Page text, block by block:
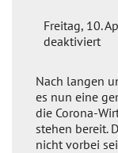
Freitag, 10.
deaktiviertfür
die
Nach langen
es nun eine
die Corona-
stehen bereit.
nicht vorbei